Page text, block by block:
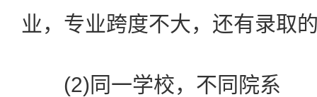
业，专业跨度不大，还有录取
(2)同一学校，不同院系